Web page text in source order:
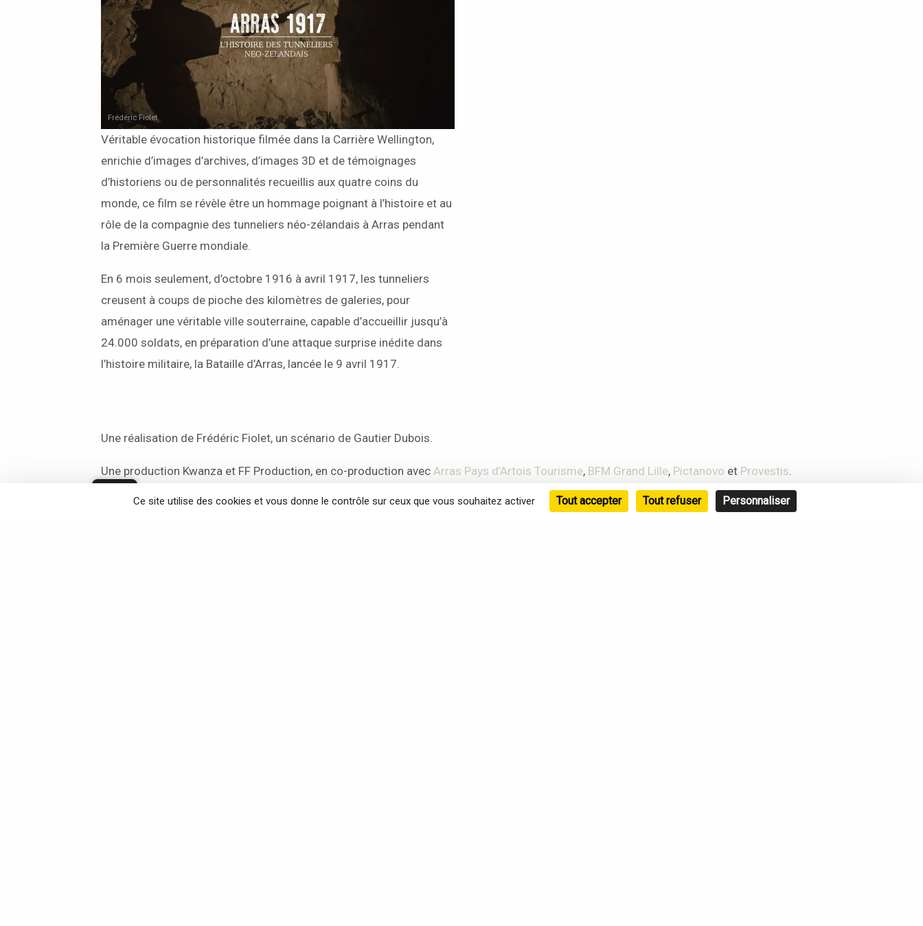
Frédéric Fiolet
Véritable évocation historique filmée dans la Carrière Wellington,
enrichie d’images d’archives, d’images 3D et de témoignages
d’historiens ou de personnalités recueillis aux quatre coins du
monde, ce film se révèle être un hommage poignant à l’histoire et au
rôle de la compagnie des tunneliers néo-zélandais à Arras pendant
la Première Guerre mondiale.
En 6 mois seulement, d’octobre 1916 à avril 1917, les tunneliers
creusent à coups de pioche des kilomètres de galeries, pour
aménager une véritable ville souterraine, capable d’accueillir jusqu’à
24.000 soldats, en préparation d’une attaque surprise inédite dans
l’histoire militaire, la Bataille d’Arras, lancée le 9 avril 1917.
Une réalisation de Frédéric Fiolet, un scénario de Gautier Dubois.
Une production Kwanza et FF Production, en co-production avec Arras Pays d’Artois Tourisme, BFM Grand Lille, Pictanovo et Provestis.
Centre national du cinéma et de l’image animée.
Ce site utilise des cookies et vous donne le contrôle sur ceux que vous souhaitez activer Tout accepter Tout refuser Personnaliser